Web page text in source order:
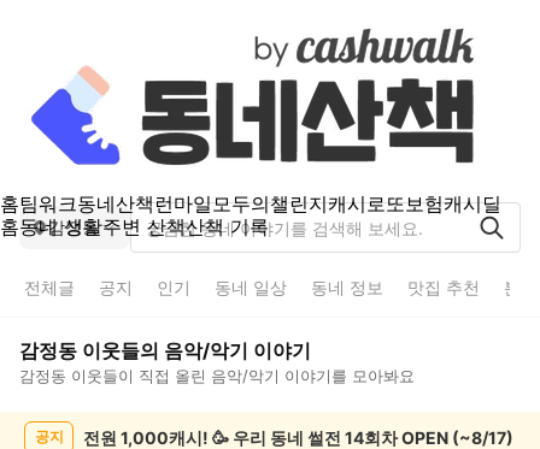
홈팀워크동네산책런마일모두의챌린지캐시로또보험캐시딜
홈동네 생활주변 산책산책 기록
감정동
전체글 공지 인기 동네 일상 동네 정보 맛집 추천 분
감정동 이웃들의 음악/악기 이야기
감정동 이웃들이 직접 올린 음악/악기 이야기를 모아봐요
공지 전원 1,000캐시! 🥳 우리 동네 썰전 14회차 OPEN (~8/17)